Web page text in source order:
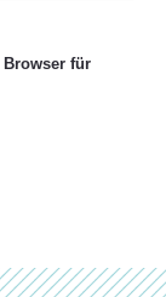
Browser für